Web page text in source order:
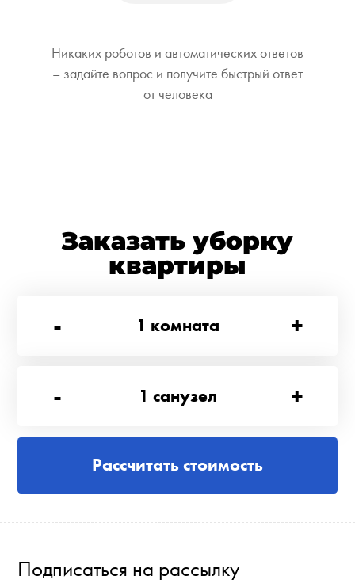
Никаких роботов и автоматических ответов
– задайте вопрос и получите быстрый ответ
от человека
Заказать уборку
квартиры
-
1 комната +
- 1 санузел +
Рассчитать стоимость
Подписаться на рассылку